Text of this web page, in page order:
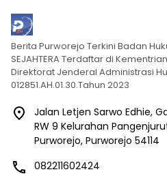
Berita Purworejo Terkini Badan
SEJAHTERA Terdaftar di
Direktorat Jenderal Administrasi
012851.AH.01.30.Tahun 2023
Jalan Letjen Sarwo Edhie,
RW 9 Kelurahan
Purworejo, Purworejo 54114
082211602424